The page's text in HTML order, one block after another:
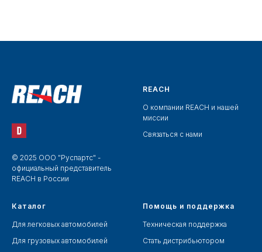
© 2025 ООО "Руспартс" -
официальный представитель
REACH в России
REACH
О компании REACH и нашей
миссии
Связаться с нами
Каталог
Для легковых автомобилей
Для грузовых автомобилей
Помощь и поддержка
Техническая поддержка
Стать дистрибьютором